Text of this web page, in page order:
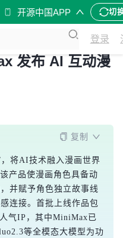
开源中国APP 切
登录
发布 AI 互动漫
复制
将AI技术融入漫画世界
产品使漫画角色具备动
并赋予角色独立故事线
连接。首批上线作品包
气IP，其中MiniMax已
等全模态大模型为功